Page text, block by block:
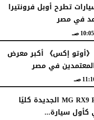
تطرح أوبل فرونتيرا
في مصر
10:05 صـ
《أوتو إكس》 أكبر معرض
في مصر
صـ
منصور يطلق MG RX9 PHEV الجديدة كليًا
سيارة...